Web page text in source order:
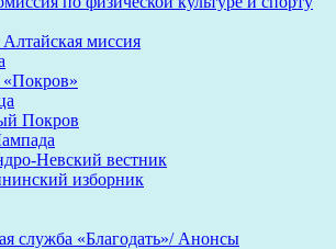
миссия
Покров
Невский вестник
изборник
служба «Благодать»/ Анонсы